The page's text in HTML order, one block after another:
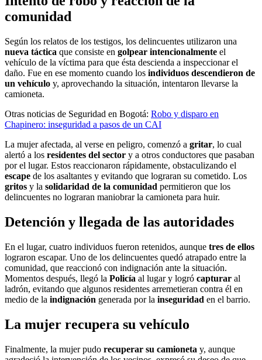
comunidad
Según los relatos de los testigos, los delincuentes utilizaron una
nueva táctica que consiste en golpear intencionalmente el
vehículo de la víctima para que ésta descienda a inspeccionar el
daño. Fue en ese momento cuando los individuos descendieron de
un vehículo y, aprovechando la situación, intentaron llevarse la
camioneta.
Otras noticias de Seguridad en Bogotá: Robo y disparo en
Chapinero: inseguridad a pasos de un CAI
La mujer afectada, al verse en peligro, comenzó a gritar, lo cual
alertó a los residentes del sector y a otros conductores que pasaban
por el lugar. Estos reaccionaron rápidamente, obstaculizando el
escape de los asaltantes y evitando que lograran su cometido. Los
gritos y la solidaridad de la comunidad permitieron que los
delincuentes no lograran maniobrar la camioneta para huir.
Detención y llegada de las autoridades
En el lugar, cuatro individuos fueron retenidos, aunque tres de ellos
lograron escapar. Uno de los delincuentes quedó atrapado entre la
comunidad, que reaccionó con indignación ante la situación.
Momentos después, llegó la Policía al lugar y logró capturar al
ladrón, evitando que algunos residentes arremetieran contra él en
medio de la indignación generada por la inseguridad en el barrio.
La mujer recupera su vehículo
Finalmente, la mujer pudo recuperar su camioneta y, aunque